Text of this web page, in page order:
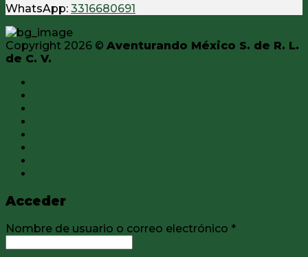
WhatsApp: 3316680691
Copyright 2026 © Aventurando México S. de R. L.
de C. V.
Acceder
Nombre de usuario o correo electrónico *